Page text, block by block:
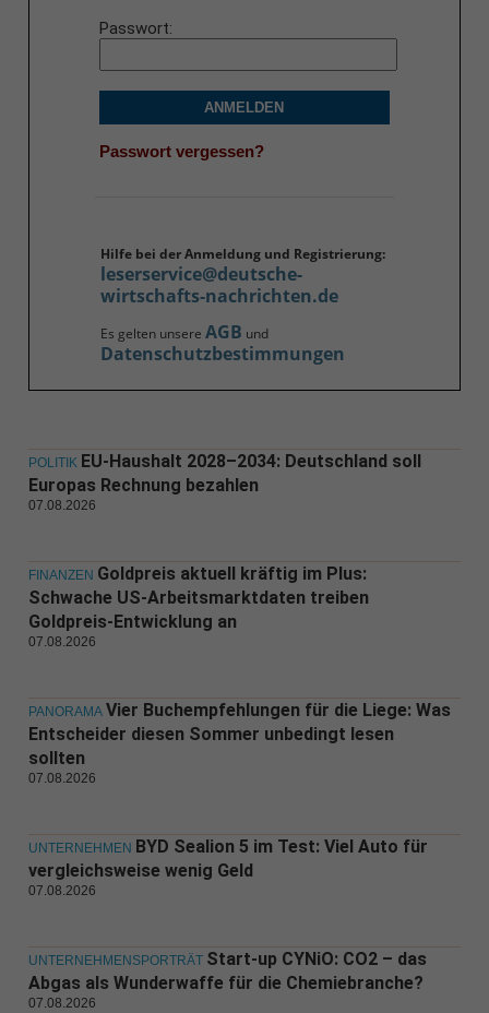
Passwort
ANMELDEN
Passwort vergessen?
Hilfe bei der Anmeldung und Registrierung:
leserservice@deutsche-
wirtschafts-nachrichten.de
Es gelten unsere AGB und
Datenschutzbestimmungen
POLITIK EU-Haushalt 2028–2034: Deutschland soll
Europas Rechnung bezahlen
07.08.2026
FINANZEN Goldpreis aktuell kräftig im Plus:
Schwache US-Arbeitsmarktdaten treiben
Goldpreis-Entwicklung an
07.08.2026
PANORAMA Vier Buchempfehlungen für die Liege: Was
Entscheider diesen Sommer unbedingt lesen
sollten
07.08.2026
UNTERNEHMEN BYD Sealion 5 im Test: Viel Auto für
vergleichsweise wenig Geld
07.08.2026
UNTERNEHMENSPORTRÄT Start-up CYNiO: CO2 – das
Abgas als Wunderwaffe für die Chemiebranche?
07.08.2026